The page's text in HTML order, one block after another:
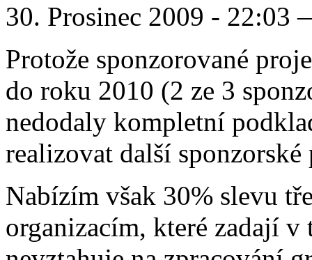
30. Prosinec 2009 - 22:03
Protože sponzorované
do roku 2010 (2 ze 3
nedodaly kompletní
realizovat další
Nabízím však 30% slevu
organizacím, které zadají v